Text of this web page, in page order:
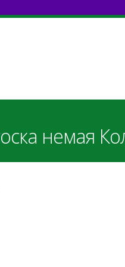
немая